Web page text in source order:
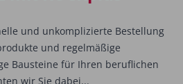
und unkomplizierte Bestellung
und regelmäßige
Bausteine für Ihren beruflichen
wir Sie dabei...